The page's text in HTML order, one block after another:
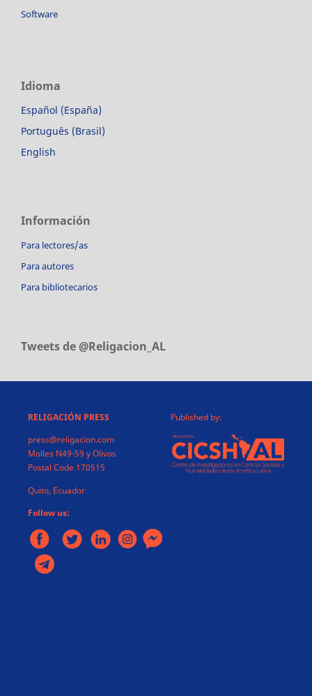
Software
Idioma
Español (España)
Português (Brasil)
English
Información
Para lectores/as
Para autores
Para bibliotecarios
Tweets de @Religacion_AL
RELIGACIÓN PRESS
press@religacion.com
Molles N49-59 y Olivos
Postal Code 170515
Quito, Ecuador
Follow us:
Published by: